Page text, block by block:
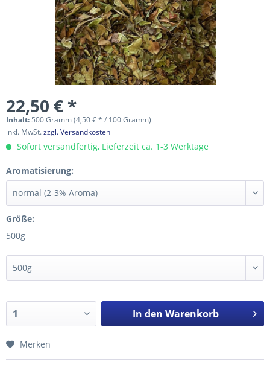
22,50 € *
Inhalt: 500 Gramm (4,50 € * / 100 Gramm)
inkl. MwSt.zzgl. Versandkosten
Sofort versandfertig, Lieferzeit ca. 1-3 Werktage
Aromatisierung:
Größe:
500g
In den Warenkorb
Merken